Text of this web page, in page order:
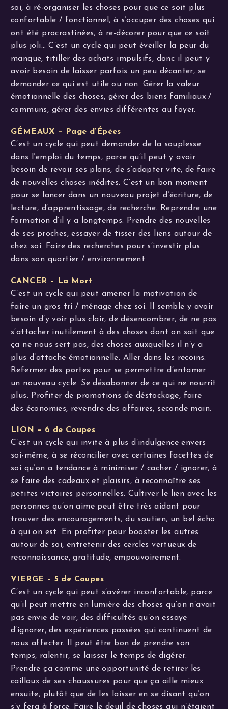
soi, à ré-organiser les choses pour que ce soit plus
confortable / fonctionnel, à s’occuper des choses qui
ont été procrastinées, à re-décorer pour que ce soit
plus joli… C’est un cycle qui peut éveiller la peur du
manque, titiller des achats impulsifs, donc il peut y
avoir besoin de laisser parfois un peu décanter, se
demander ce qui est utile ou non. Gérer la valeur
émotionnelle des choses, gérer des biens familiaux /
communs, gérer des envies différentes au foyer.
GÉMEAUX – Page d’Épées
C’est un cycle qui peut demander de la souplesse
dans l’emploi du temps, parce qu’il peut y avoir
besoin de revoir ses plans, de s’adapter vite, de faire
de nouvelles choses inédites. C’est un bon moment
pour se lancer dans un nouveau projet d’écriture, de
lecture, d’apprentissage, de recherche. Reprendre une
formation d’il y a longtemps. Prendre des nouvelles
de ses proches, essayer de tisser des liens autour de
chez soi. Faire des recherches pour s’investir plus
dans son quartier / environnement.
CANCER – La Mort
C’est un cycle qui peut amener la motivation de
faire un gros tri / ménage chez soi. Il semble y avoir
besoin d’y voir plus clair, de désencombrer, de ne pas
s’attacher inutilement à des choses dont on sait que
ça ne nous sert pas, des choses auxquelles il n’y a
plus d’attache émotionnelle. Aller dans les recoins.
Refermer des portes pour se permettre d’entamer
un nouveau cycle. Se désabonner de ce qui ne nourrit
plus. Profiter de promotions de déstockage, faire
des économies, revendre des affaires, seconde main.
LION – 6 de Coupes
C’est un cycle qui invite à plus d’indulgence envers
soi-même, à se réconcilier avec certaines facettes de
soi qu’on a tendance à minimiser / cacher / ignorer, à
se faire des cadeaux et plaisirs, à reconnaître ses
petites victoires personnelles. Cultiver le lien avec les
personnes qu’on aime peut être très aidant pour
trouver des encouragements, du soutien, un bel écho
à qui on est. En profiter pour booster les autres
autour de soi, entretenir des cercles vertueux de
reconnaissance, gratitude, empouvoirement.
VIERGE – 5 de Coupes
C’est un cycle qui peut s’avérer inconfortable, parce
qu’il peut mettre en lumière des choses qu’on n’avait
pas envie de voir, des difficultés qu’on essaye
d’ignorer, des expériences passées qui continuent de
nous affecter. Il peut être bon de prendre son
temps, ralentir, se laisser le temps de digérer.
Prendre ça comme une opportunité de retirer les
cailloux de ses chaussures pour que ça aille mieux
ensuite, plutôt que de les laisser en se disant qu’on
s’y fera à force. Faire le deuil de choses qui n’étaient